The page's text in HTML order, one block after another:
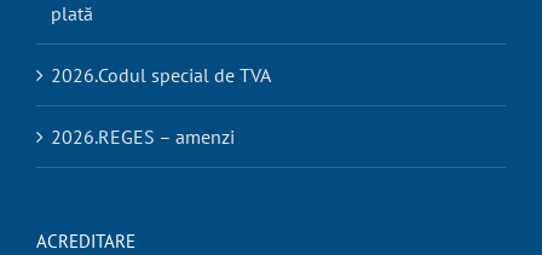
plată
2026.Codul special de TVA
2026.REGES – amenzi
ACREDITARE